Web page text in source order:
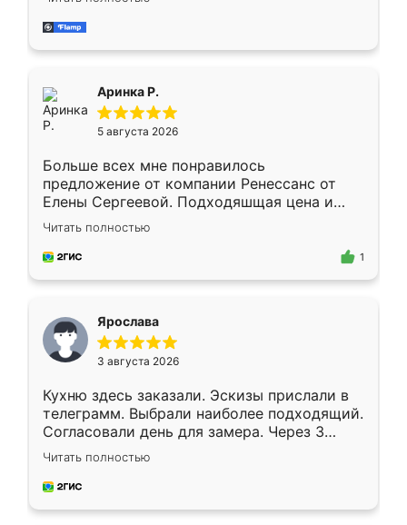
делу со всей ответственностью. Собрали
за день, ребята работали аккуратно, даже
Аринка Р.
5 августа 2026
Больше всех мне понравилось
предложение от компании Ренессанс от
Елены Сергеевой. Подходяшщая цена и
короткие сроки изготовления. Приехавший
для замера сотрудник Владислав
предложил по моему эскизу самый
Читать полностью
1
Ярослава
3 августа 2026
Кухню здесь заказали. Эскизы прислали в
телеграмм. Выбрали наиболее подходящий.
Согласовали день для замера. Через 3
недели кухня была уже готова. Остались
довольны работой. Спасибо Ренессанс
мебель за качественную работу!
Читать полностью